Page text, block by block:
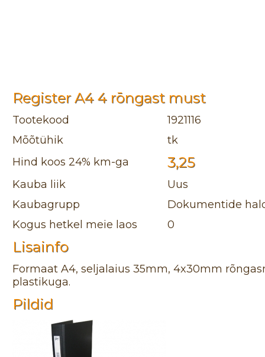
Register A4 4 rōngast must
Tootekood
1921116
Mõõtühik
tk
Hind koos 24% km-ga
3,25
Kauba liik
Uus
Kaubagrupp
Dokumentide
Kogus hetkel meie laos
0
Lisainfo
Formaat A4, seljalaius 35mm, 4x30mm
plastikuga.
Pildid